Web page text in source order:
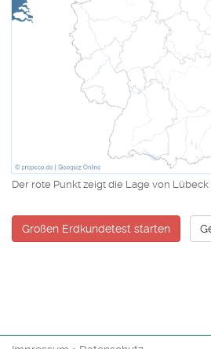
Der rote Punkt zeigt die Lage von
Großen Erdkundetest starten